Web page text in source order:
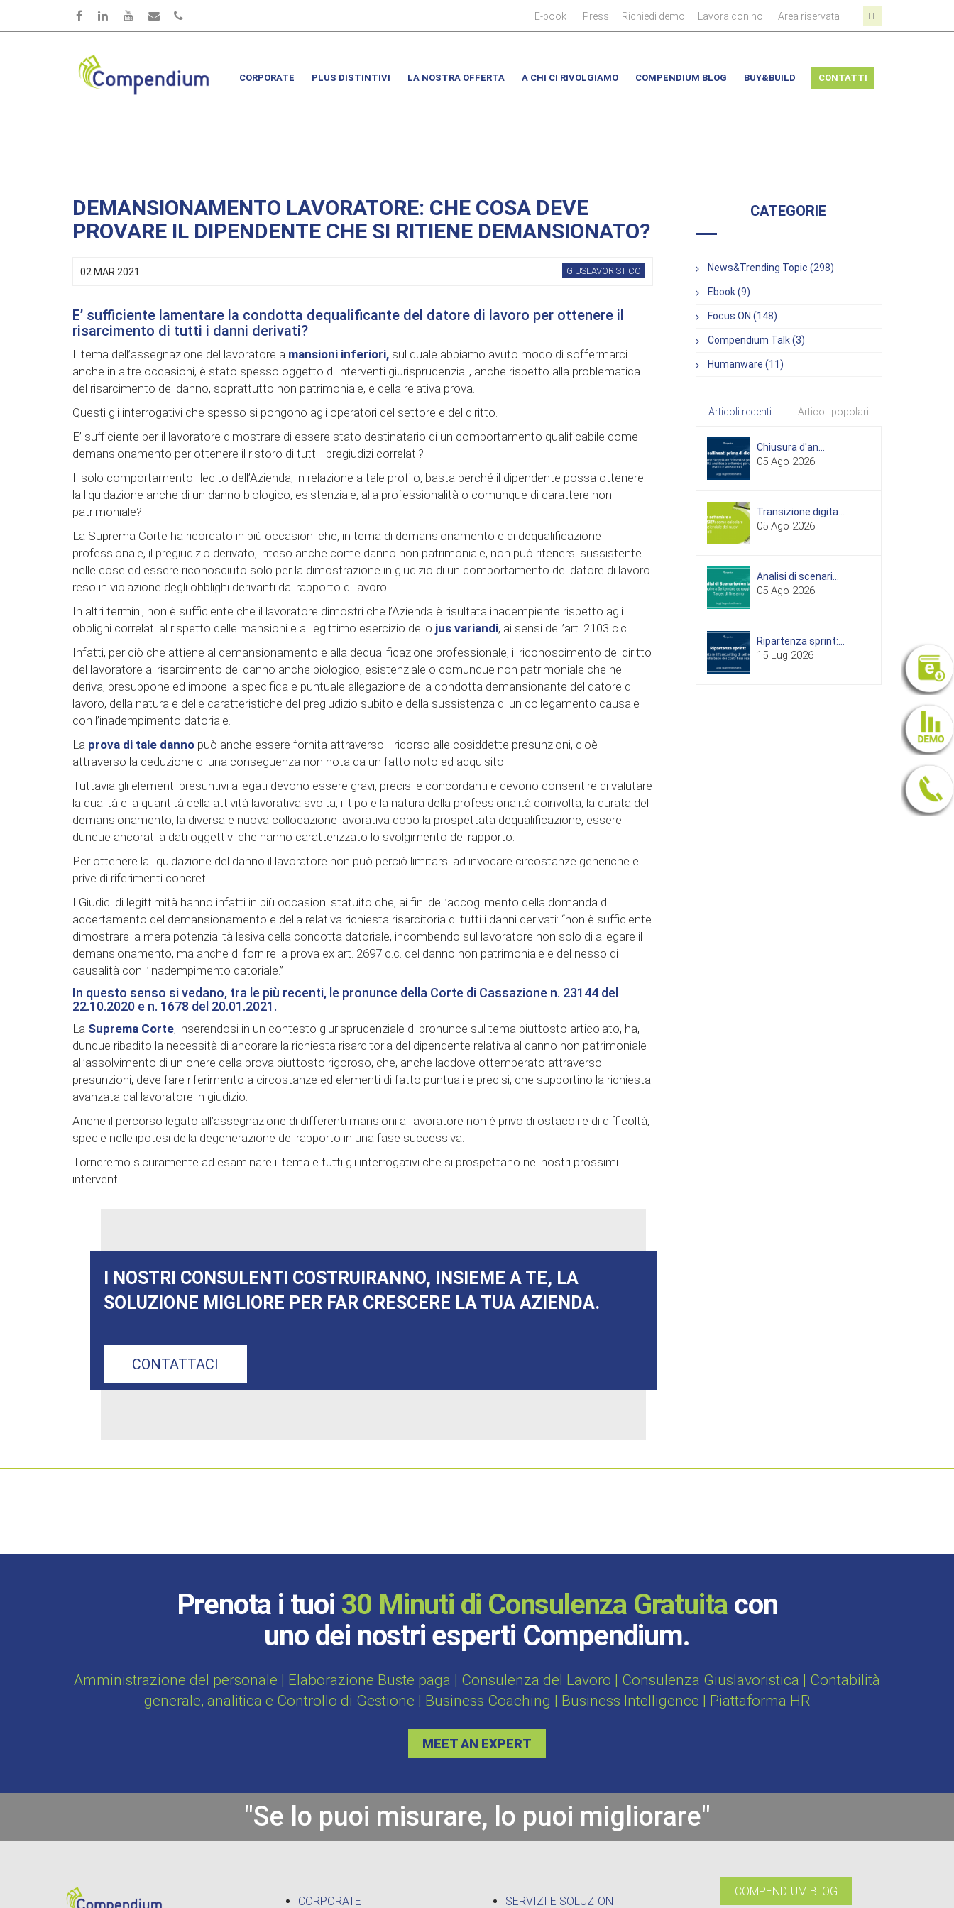
E-book
Press Richiedi demo Lavora con noi Area riservata IT
CORPORATE PLUS DISTINTIVI LA NOSTRA OFFERTA A CHI CI RIVOLGIAMO COMPENDIUM BLOG BUY&BUILD CONTATTI
DEMANSIONAMENTO LAVORATORE: CHE COSA DEVE
PROVARE IL DIPENDENTE CHE SI RITIENE DEMANSIONATO?
02 MAR 2021 GIUSLAVORISTICO
E’ sufficiente lamentare la condotta dequalificante del datore di lavoro per ottenere il
risarcimento di tutti i danni derivati?
Il tema dell’assegnazione del lavoratore a mansioni inferiori, sul quale abbiamo avuto modo di soffermarci
anche in altre occasioni, è stato spesso oggetto di interventi giurisprudenziali, anche rispetto alla problematica
del risarcimento del danno, soprattutto non patrimoniale, e della relativa prova.
Questi gli interrogativi che spesso si pongono agli operatori del settore e del diritto.
E’ sufficiente per il lavoratore dimostrare di essere stato destinatario di un comportamento qualificabile come
demansionamento per ottenere il ristoro di tutti i pregiudizi correlati?
Il solo comportamento illecito dell’Azienda, in relazione a tale profilo, basta perché il dipendente possa ottenere
la liquidazione anche di un danno biologico, esistenziale, alla professionalità o comunque di carattere non
patrimoniale?
La Suprema Corte ha ricordato in più occasioni che, in tema di demansionamento e di dequalificazione
professionale, il pregiudizio derivato, inteso anche come danno non patrimoniale, non può ritenersi sussistente
nelle cose ed essere riconosciuto solo per la dimostrazione in giudizio di un comportamento del datore di lavoro
reso in violazione degli obblighi derivanti dal rapporto di lavoro.
In altri termini, non è sufficiente che il lavoratore dimostri che l’Azienda è risultata inadempiente rispetto agli
obblighi correlati al rispetto delle mansioni e al legittimo esercizio dello jus variandi, ai sensi dell’art. 2103 c.c.
Infatti, per ciò che attiene al demansionamento e alla dequalificazione professionale, il riconoscimento del diritto
del lavoratore al risarcimento del danno anche biologico, esistenziale o comunque non patrimoniale che ne
deriva, presuppone ed impone la specifica e puntuale allegazione della condotta demansionante del datore di
lavoro, della natura e delle caratteristiche del pregiudizio subito e della sussistenza di un collegamento causale
con l’inadempimento datoriale.
La prova di tale danno può anche essere fornita attraverso il ricorso alle cosiddette presunzioni, cioè
attraverso la deduzione di una conseguenza non nota da un fatto noto ed acquisito.
Tuttavia gli elementi presuntivi allegati devono essere gravi, precisi e concordanti e devono consentire di valutare
la qualità e la quantità della attività lavorativa svolta, il tipo e la natura della professionalità coinvolta, la durata del
demansionamento, la diversa e nuova collocazione lavorativa dopo la prospettata dequalificazione, essere
dunque ancorati a dati oggettivi che hanno caratterizzato lo svolgimento del rapporto.
Per ottenere la liquidazione del danno il lavoratore non può perciò limitarsi ad invocare circostanze generiche e
prive di riferimenti concreti.
I Giudici di legittimità hanno infatti in più occasioni statuito che, ai fini dell’accoglimento della domanda di
accertamento del demansionamento e della relativa richiesta risarcitoria di tutti i danni derivati: “non è sufficiente
dimostrare la mera potenzialità lesiva della condotta datoriale, incombendo sul lavoratore non solo di allegare il
demansionamento, ma anche di fornire la prova ex art. 2697 c.c. del danno non patrimoniale e del nesso di
causalità con l’inadempimento datoriale.”
In questo senso si vedano, tra le più recenti, le pronunce della Corte di Cassazione n. 23144 del
22.10.2020 e n. 1678 del 20.01.2021.
La Suprema Corte, inserendosi in un contesto giurisprudenziale di pronunce sul tema piuttosto articolato, ha,
dunque ribadito la necessità di ancorare la richiesta risarcitoria del dipendente relativa al danno non patrimoniale
all’assolvimento di un onere della prova piuttosto rigoroso, che, anche laddove ottemperato attraverso
presunzioni, deve fare riferimento a circostanze ed elementi di fatto puntuali e precisi, che supportino la richiesta
avanzata dal lavoratore in giudizio.
Anche il percorso legato all’assegnazione di differenti mansioni al lavoratore non è privo di ostacoli e di difficoltà,
specie nelle ipotesi della degenerazione del rapporto in una fase successiva.
Torneremo sicuramente ad esaminare il tema e tutti gli interrogativi che si prospettano nei nostri prossimi
interventi.
I NOSTRI CONSULENTI COSTRUIRANNO, INSIEME A TE, LA
SOLUZIONE MIGLIORE PER FAR CRESCERE LA TUA AZIENDA.
CONTATTACI
CATEGORIE
News&Trending Topic (298)
Ebook (9)
Focus ON (148)
Compendium Talk (3)
Humanware (11)
Articoli recenti Articoli popolari
Chiusura d'an...
05 Ago 2026
Transizione digita...
05 Ago 2026
Analisi di scenari...
05 Ago 2026
Ripartenza sprint:...
15 Lug 2026
Prenota i tuoi 30 Minuti di Consulenza Gratuita con
uno dei nostri esperti Compendium.
Amministrazione del personale | Elaborazione Buste paga | Consulenza del Lavoro | Consulenza Giuslavoristica | Contabilità
generale, analitica e Controllo di Gestione | Business Coaching | Business Intelligence | Piattaforma HR
MEET AN EXPERT
"Se lo puoi misurare, lo puoi migliorare"
CORPORATE SERVIZI E SOLUZIONI
COMPENDIUM BLOG